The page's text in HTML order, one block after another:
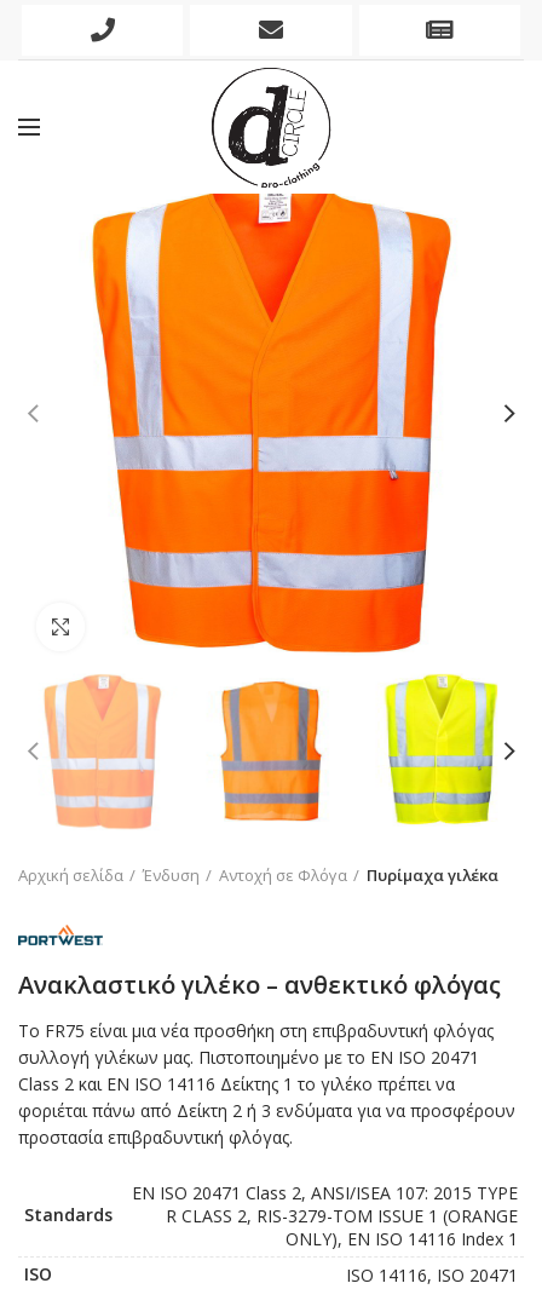
Phone
Mobile
Click to enlarge
Αρχική σελίδα Ένδυση Αντοχή σε Φλόγα Πυρίμαχα γιλέκα
Ανακλαστικό γιλέκο – ανθεκτικό φλόγας
Το FR75 είναι μια νέα προσθήκη στη επιβραδυντική φλόγας
συλλογή γιλέκων μας. Πιστοποιημένο με το EN ISO 20471
Class 2 και EN ISO 14116 Δείκτης 1 το γιλέκο πρέπει να
φοριέται πάνω από Δείκτη 2 ή 3 ενδύματα για να προσφέρουν
προστασία επιβραδυντική φλόγας.
Standards
EN ISO 20471 Class 2, ANSI/ISEA 107: 2015 TYPE
R CLASS 2, RIS-3279-TOM ISSUE 1 (ORANGE
ONLY), EN ISO 14116 Index 1
ISO
ISO 14116, ISO 20471